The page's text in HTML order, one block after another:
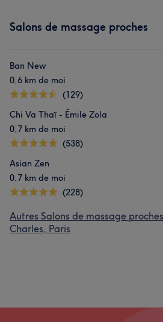
Salons de massage proches
Ban New
0,6 km de moi
(129)
Chi Va Thaï - Émile Zola
0,7 km de moi
(538)
Asian Zen
0,7 km de moi
(228)
Autres Salons de massage
Charles, Paris